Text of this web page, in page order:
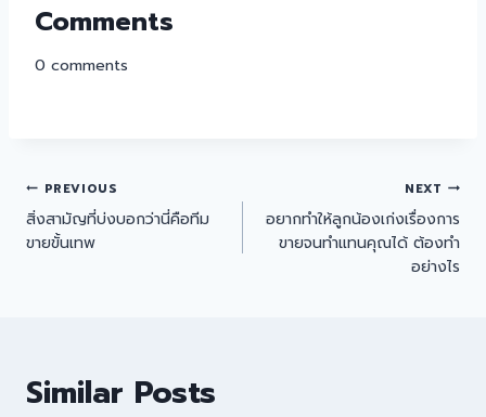
Comments
0 comments
PREVIOUS
สิ่งสามัญที่บ่งบอกว่านี่คือทีม
ขายขั้นเทพ
NEXT
อยากทำให้ลูกน้องเก่งเรื่องการ
ขายจนทำแทนคุณได้ ต้องทำ
อย่างไร
Similar Posts